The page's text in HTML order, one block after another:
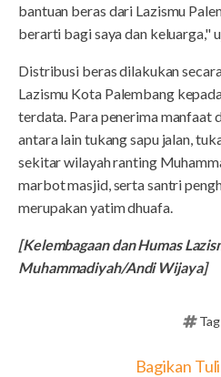
bantuan beras dari Lazismu
berarti bagi saya dan keluarga,"
Distribusi beras dilakukan
Lazismu Kota Palembang
terdata. Para penerima manfaat
antara lain tukang sapu jalan,
sekitar wilayah ranting
marbot masjid, serta santri
merupakan yatim dhuafa.
[Kelembagaan dan Humas
Muhammadiyah/Andi Wijaya]
Bagikan